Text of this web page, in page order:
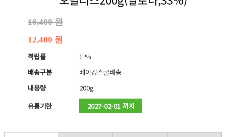
16,400 원
12,400 원
적립률
1 %
배송구분
베이킹스쿨배송
내용량
200g
유통기한
2027-02-01 까지